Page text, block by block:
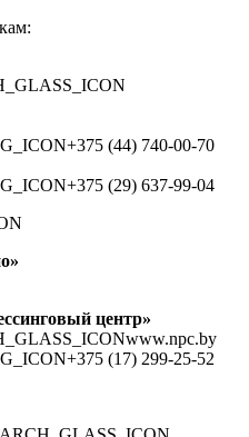
+375 (44) 740-00-70
+375 (29) 637-99-04
центр»
www.npc.by
+375 (17) 299-25-52